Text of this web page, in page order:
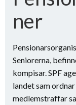
ner
Seniorerna,
kompisar. SPF
landet sam
medlemstraffar